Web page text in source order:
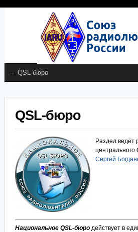
QSL-бюро
Раздел ведёт
Сергей
Национальное QSL-бюродействует в